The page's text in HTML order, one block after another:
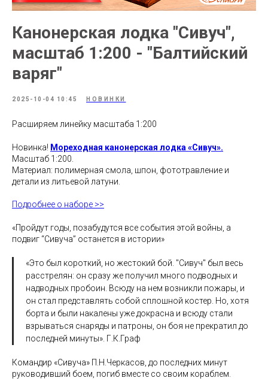
Канонерская лодка "Сивуч",
масштаб 1:200 - "Балтийский
варяг"
2025-10-04 10:45 НОВИНКИ
Расширяем линейку масштаба 1:200
Новинка! Мореходная канонерская лодка «Сивуч».
Масштаб 1:200.
Материал: полимерная смола, шпон, фототравление и
детали из литьевой латуни.
Подробнее о наборе >>
«Пройдут годы, позабудутся все события этой войны, а
подвиг “Сивуча” останется в истории»
«Это был короткий, но жестокий бой. "Сивуч" был весь
расстрелян: он сразу же получил много подводных и
надводных пробоин. Всюду на нем возникли пожары, и
он стал представлять собой сплошной костер. Но, хотя
борта и были накалены уже докрасна и всюду стали
взрываться снаряды и патроны, он боя не прекратил до
последней минуты». Г.К.Граф
Командир «Сивуча» П.Н.Черкасов, до последних минут
руководивший боем, погиб вместе со своим кораблем.